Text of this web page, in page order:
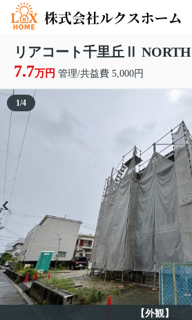
リアコート千里丘Ⅱ NORTH
7.7万円 管理/共益費 5,000円
【外観】
1/4